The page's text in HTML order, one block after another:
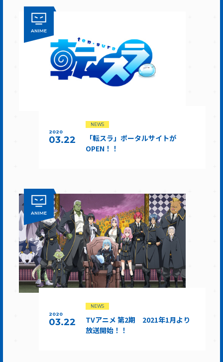
ANIME
2020
03.22
NEWS
「転スラ」ポータルサイトが
OPEN！！
ANIME
2020
03.22
NEWS
TVアニメ 第2期 2021年1月より
放送開始！！